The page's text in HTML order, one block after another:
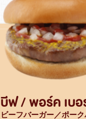
บีฟ / พอร์ค เบอ
ビーフバーガー／ポー